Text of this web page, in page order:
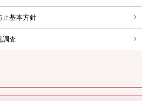
止基本方針
調査